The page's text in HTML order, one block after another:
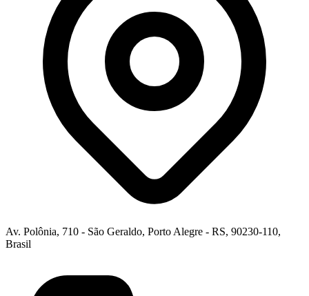
Av. Polônia, 710 - São Geraldo, Porto Alegre - RS, 90230-110,
Brasil